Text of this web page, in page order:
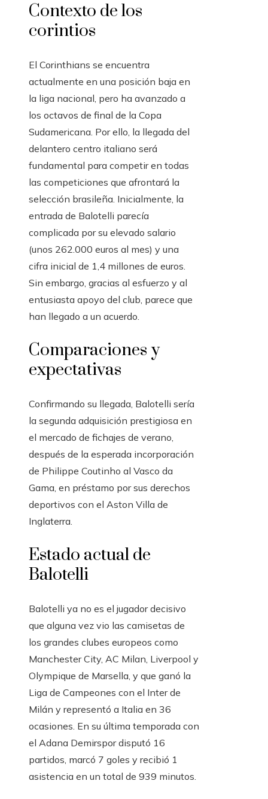
Contexto de los
corintios
El Corinthians se encuentra
actualmente en una posición baja en
la liga nacional, pero ha avanzado a
los octavos de final de la Copa
Sudamericana. Por ello, la llegada del
delantero centro italiano será
fundamental para competir en todas
las competiciones que afrontará la
selección brasileña. Inicialmente, la
entrada de Balotelli parecía
complicada por su elevado salario
(unos 262.000 euros al mes) y una
cifra inicial de 1,4 millones de euros.
Sin embargo, gracias al esfuerzo y al
entusiasta apoyo del club, parece que
han llegado a un acuerdo.
Comparaciones y
expectativas
Confirmando su llegada, Balotelli sería
la segunda adquisición prestigiosa en
el mercado de fichajes de verano,
después de la esperada incorporación
de Philippe Coutinho al Vasco da
Gama, en préstamo por sus derechos
deportivos con el Aston Villa de
Inglaterra.
Estado actual de
Balotelli
Balotelli ya no es el jugador decisivo
que alguna vez vio las camisetas de
los grandes clubes europeos como
Manchester City, AC Milan, Liverpool y
Olympique de Marsella, y que ganó la
Liga de Campeones con el Inter de
Milán y representó a Italia en 36
ocasiones. En su última temporada con
el Adana Demirspor disputó 16
partidos, marcó 7 goles y recibió 1
asistencia en un total de 939 minutos.